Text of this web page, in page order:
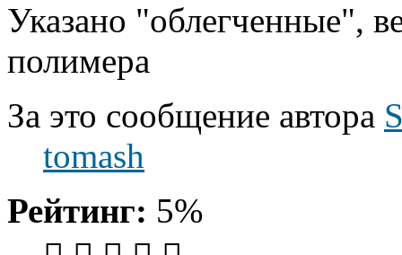
Указано "облегченные",
полимера
За это сообщение автора
tomash
Рейтинг: 5%